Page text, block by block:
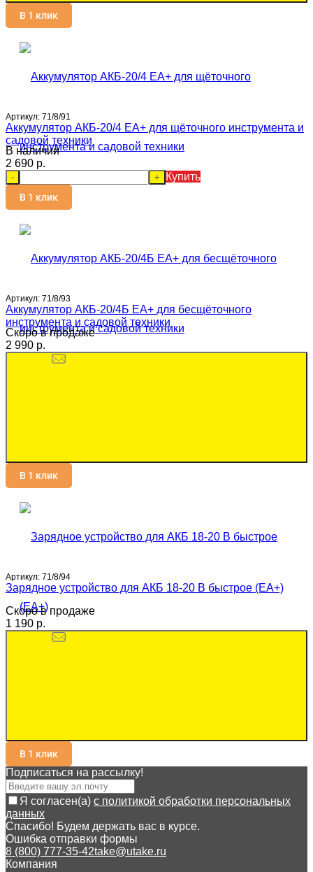
В 1 клик
Артикул: 71/8/91
Аккумулятор АКБ-20/4 EA+ для щёточного инструмента и
садовой техники
В наличии
2 690 p.
- + Купить
В 1 клик
Артикул: 71/8/93
Аккумулятор АКБ-20/4Б EA+ для бесщёточного
инструмента и садовой техники
Скоро в продаже
2 990 p.
В 1 клик
Артикул: 71/8/94
Зарядное устройство для АКБ 18-20 В быстрое (ЕА+)
Скоро в продаже
1 190 p.
В 1 клик
Подписаться на рассылкy!
Я согласен(a) с политикой обработки персональных
данных
Спасибо! Будем держать вас в курсе.
Ошибка отправки формы
8 (800) 777-35-42take@utake.ru
Компания